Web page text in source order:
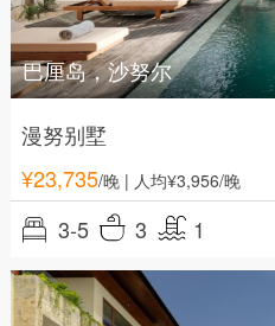
巴厘岛，沙努尔
漫努别墅
¥23,735/晚| 人均¥3,956/晚
3-5 3 1